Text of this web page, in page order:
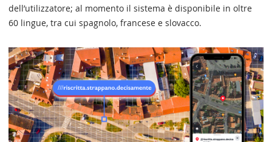
dell’utilizzatore; al momento il sistema è disponibile in oltre
60 lingue, tra cui spagnolo, francese e slovacco.